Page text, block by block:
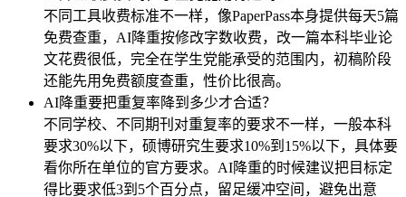
不同工具收费标准不一样，像PaperPass本身提供每天5篇
免费查重，AI降重按修改字数收费，改一篇本科毕业论
文花费很低，完全在学生党能承受的范围内，初稿阶段
还能先用免费额度查重，性价比很高。
AI降重要把重复率降到多少才合适？
不同学校、不同期刊对重复率的要求不一样，一般本科
要求30%以下，硕博研究生要求10%到15%以下，具体要
看你所在单位的官方要求。AI降重的时候建议把目标定
得比要求低3到5个百分点，留足缓冲空间，避免出意